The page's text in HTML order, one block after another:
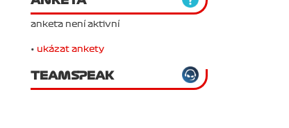
anketa není aktivní
• ukázat ankety
TEAMSPEAK